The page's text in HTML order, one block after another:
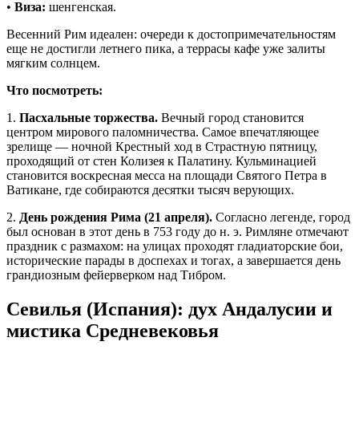
• Виза: шенгенская.
Весенний Рим идеален: очереди к достопримечательностям
еще не достигли летнего пика, а террасы кафе уже залиты
мягким солнцем.
Что посмотреть:
1. Пасхальные торжества. Вечный город становится
центром мирового паломничества. Самое впечатляющее
зрелище — ночной Крестный ход в Страстную пятницу,
проходящий от стен Колизея к Палатину. Кульминацией
становится воскресная месса на площади Святого Петра в
Ватикане, где собираются десятки тысяч верующих.
2. День рождения Рима (21 апреля). Согласно легенде, город
был основан в этот день в 753 году до н. э. Римляне отмечают
праздник с размахом: на улицах проходят гладиаторские бои,
исторические парады в доспехах и тогах, а завершается день
грандиозным фейерверком над Тибром.
Севилья (Испания): дух Андалусии и
мистика Средневековья